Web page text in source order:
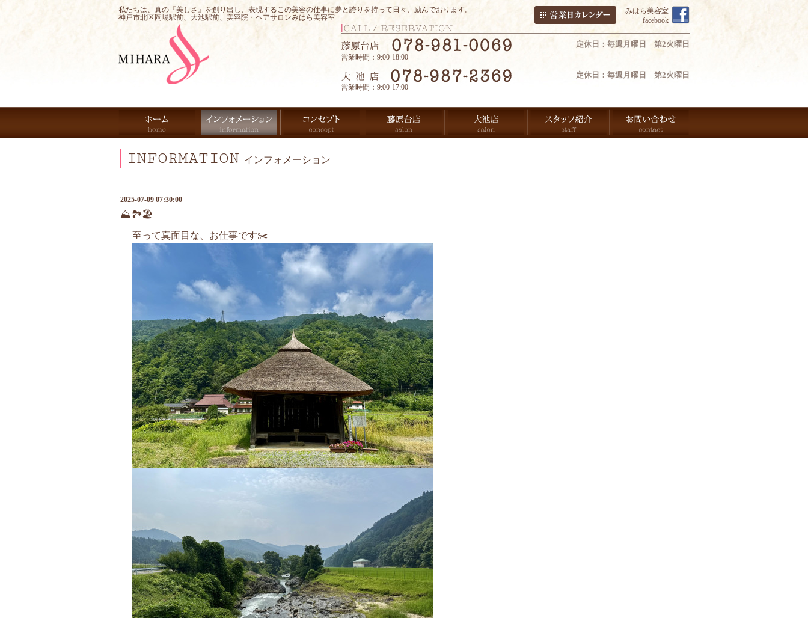
私たちは、真の『美しさ』を創り出し、表現するこの美容の仕事に夢と誇りを持って日々、励んでおります。
神戸市北区岡場駅前、大池駅前、美容院・ヘアサロンみはら美容室
みはら美容室
facebook
定休日：毎週月曜日 第2火曜日
営業時間：9:00-18:00
定休日：毎週月曜日 第2火曜日
営業時間：9:00-17:00
INFORMATION インフォメーション
2025-07-09 07:30:00
⛰️🏞️🏖️
至って真面目な、お仕事です✂️